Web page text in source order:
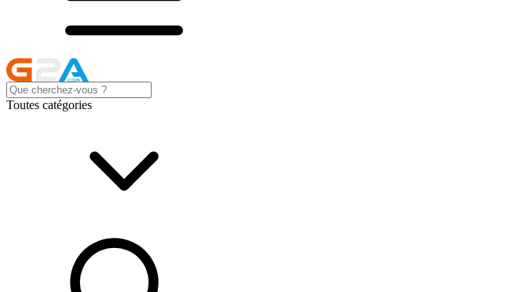
Toutes catégories